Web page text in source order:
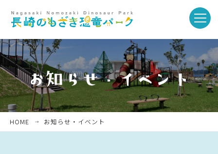
toggle
ホーム
お知らせ・イベント
HOME お知らせ・イベント